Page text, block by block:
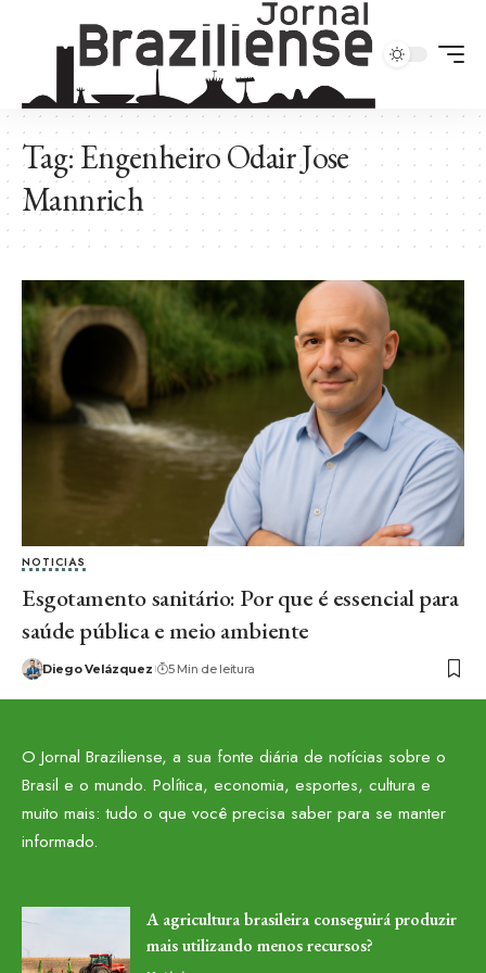
Tag:Engenheiro Odair Jose
Mannrich
NOTICIAS
Esgotamento sanitário: Por que é essencial para
saúde pública e meio ambiente
Diego Velázquez 5 Min de leitura
O Jornal Braziliense, a sua fonte diária de notícias sobre o
Brasil e o mundo. Política, economia, esportes, cultura e
muito mais: tudo o que você precisa saber para se manter
informado.
A agricultura brasileira conseguirá produzir
mais utilizando menos recursos?